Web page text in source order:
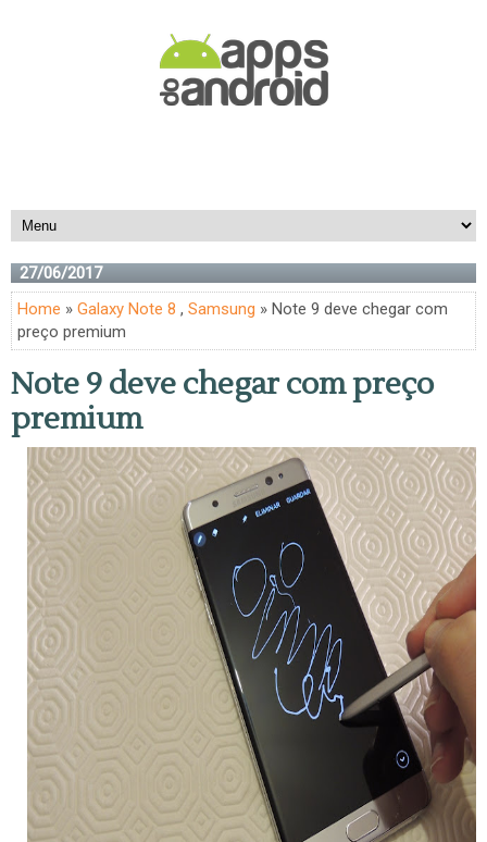
27/06/2017
Home » Galaxy Note 8 , Samsung » Note 9 deve chegar com
preço premium
Note 9 deve chegar com preço
premium